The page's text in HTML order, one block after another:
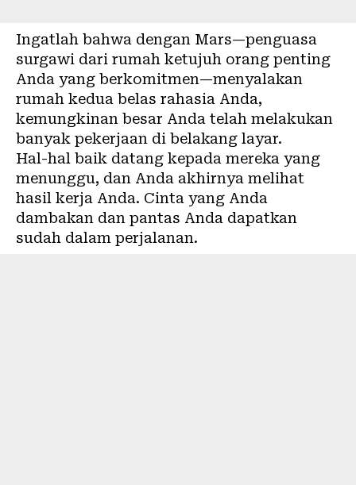
Ingatlah bahwa dengan Mars—penguasa
surgawi dari rumah ketujuh orang penting
Anda yang berkomitmen—menyalakan
rumah kedua belas rahasia Anda,
kemungkinan besar Anda telah melakukan
banyak pekerjaan di belakang layar.
Hal-hal baik datang kepada mereka yang
menunggu, dan Anda akhirnya melihat
hasil kerja Anda. Cinta yang Anda
dambakan dan pantas Anda dapatkan
sudah dalam perjalanan.